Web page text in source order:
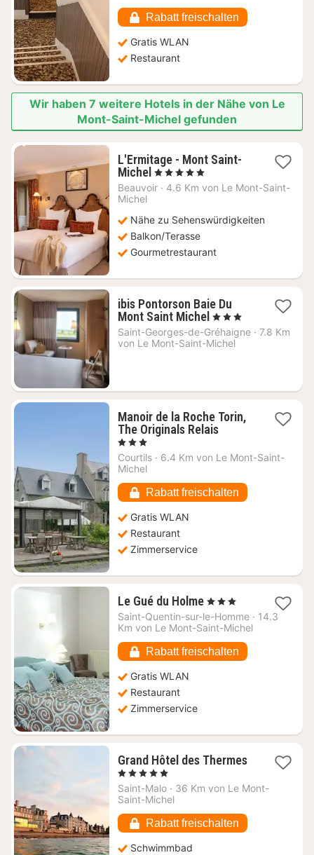
Rabatt freischalten
Gratis WLAN
Restaurant
Wir haben 7 weitere Hotels in der Nähe von Le
Mont-Saint-Michel gefunden
L'Ermitage - Mont Saint-
Michel 1
Nacht
€
, 5 Sterne
Beauvoir · 4.6 Km von Le Mont-Saint-
Michel
Nähe zu Sehenswürdigkeiten
Balkon/Terasse
Gourmetrestaurant
ibis Pontorson Baie Du
Mont Saint Michel 2
Nächte
ab
, 3 Sterne
Saint-Georges-de-Gréhaigne · 7.8 Km
von Le Mont-Saint-Michel
Manoir de la Roche Torin,
The Originals Relais1
ab
, 3 Sterne
Courtils · 6.4 Km von Le Mont-Saint-
Michel
Rabatt freischalten
Gratis WLAN
Restaurant
Zimmerservice
Le Gué du Holme1
Nacht
ab
€
, 3 Sterne
Saint-Quentin-sur-le-Homme · 14.3
Km von Le Mont-Saint-Michel
Rabatt freischalten
Gratis WLAN
Restaurant
Zimmerservice
Grand Hôtel des Thermes
1
Nacht
ab
€
, 5 Sterne
Saint-Malo · 36 Km von Le Mont-
Saint-Michel
Rabatt freischalten
Schwimmbad